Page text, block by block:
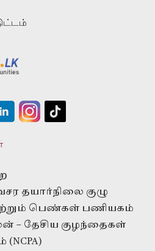
தயார்நிலை குழு
பெண்கள் பணியகம்
– தேசிய குழந்தைகள்